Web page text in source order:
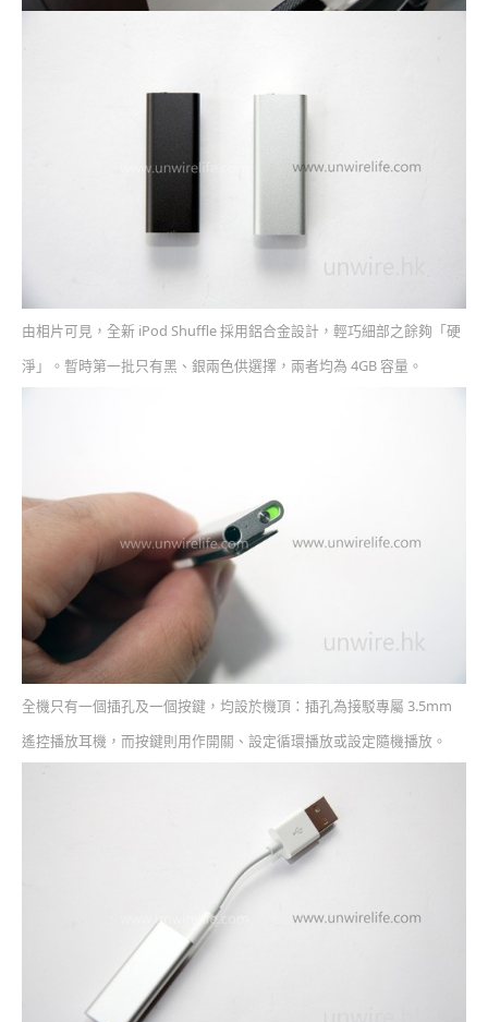
由相片可見，全新 iPod Shuffle 採用鋁合金設計，輕巧細部之餘夠「硬
淨」。暫時第一批只有黑、銀兩色供選擇，兩者均為 4GB 容量。
全機只有一個插孔及一個按鍵，均設於機頂：插孔為接駁專屬 3.5mm
遙控播放耳機，而按鍵則用作開關、設定循環播放或設定隨機播放。